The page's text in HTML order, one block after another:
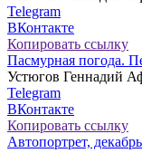
Telegram
ВКонтакте
Копировать ссылку
Пасмурная погода.
Устюгов Геннадий
Telegram
ВКонтакте
Копировать ссылку
Автопортрет,